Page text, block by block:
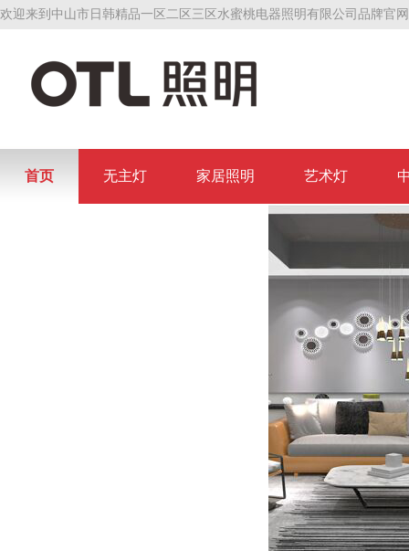
欢迎来到中山市日韩精品一区二区三区水蜜桃电器照明有限公司品牌官
首页 无主灯 家居照明 艺术灯